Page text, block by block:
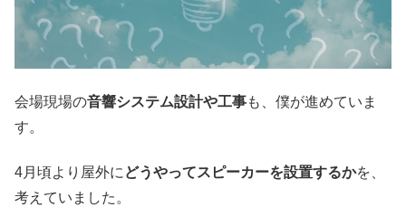
会場現場の音響システム設計や工事も、僕が進めていま
す。
4月頃より屋外に どうやってスピーカーを設置するかを、
考えていました。